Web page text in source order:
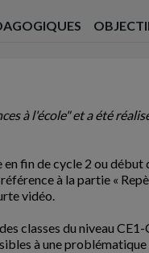
à l'école" et a été
fin de cycle 2 ou début
à la partie «
vidéo.
classes du niveau
à une